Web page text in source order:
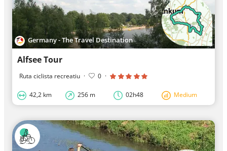
Germany - The Travel Destination
Alfsee Tour
Ruta ciclista recreatiu · 0 ·
42,2 km 256 m 02h48 Medium